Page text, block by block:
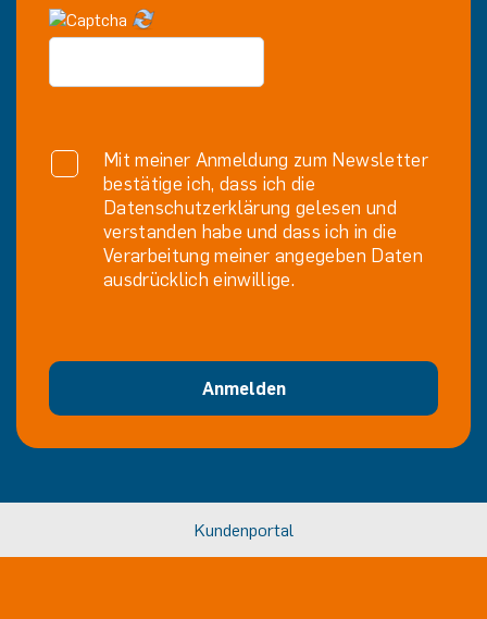
Mit meiner Anmeldung zum Newsletter
bestätige ich, dass ich die
Datenschutzerklärung gelesen und
verstanden habe und dass ich in die
Verarbeitung meiner angegeben Daten
ausdrücklich einwillige.
Anmelden
Kundenportal